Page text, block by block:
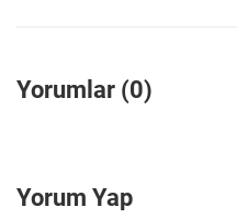
Yorumlar (0)
Yorum Yap